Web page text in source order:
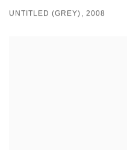
UNTITLED (GREY), 2008